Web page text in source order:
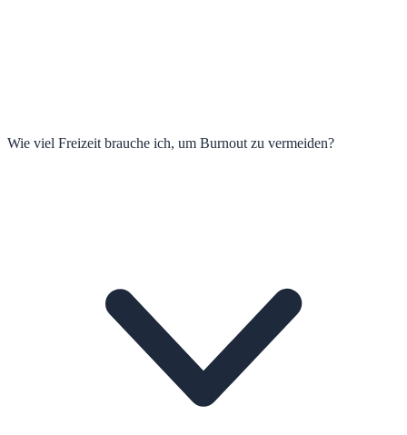
Wie viel Freizeit brauche ich, um Burnout zu vermeiden?